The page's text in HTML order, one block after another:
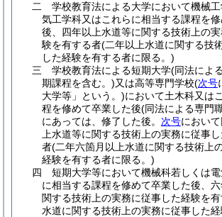
二
学校教育法による大学において機械
気工学科又はこれらに相当する課程を
後、四年以上水道等に関する技術上の
験を有する者(二年以上水道に関する技
した経験を有する者に限る。)
三
学校教育法による短期大学(同法によ
期課程を含む。)又は高等専門学校(次号
大学等」という。)において土木科又は
程を修めて卒業した後(同法による専門
にあっては、修了した後。 次号におい
上水道等に関する技術上の実務に従事
者(二年六箇月以上水道に関する技術上
経験を有する者に限る。)
四
短期大学等において機械科若しくは
に相当する課程を修めて卒業した後、
関する技術上の実務に従事した経験を
水道に関する技術上の実務に従事した